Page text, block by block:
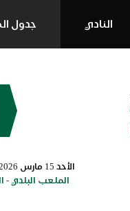
النادي جدول
الأحد 15 مارس 2026 | 15:00
الملعب البلدي -